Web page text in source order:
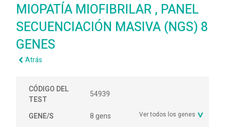
MIOPATÍA MIOFIBRILAR , PANEL
SECUENCIACIÓN MASIVA (NGS) 8
GENES
Atrás
CÓDIGO DEL
TEST
54939
GENE/S Ver todos los genes
8 gens